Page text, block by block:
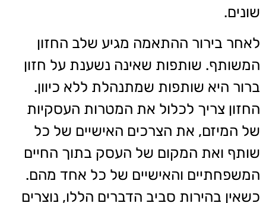
שונים.
לאחר בירור ההתאמה מגיע שלב החזון
המשותף. שותפות שאינה נשענת על חזון
ברור היא שותפות שמתנהלת ללא כיוון.
החזון צריך לכלול את המטרות העסקיות
של המיזם, את הצרכים האישיים של כל
שותף ואת המקום של העסק בתוך החיים
המשפחתיים והאישיים של כל אחד מהם.
כשאין בהירות סביב הדברים הללו, נוצרים